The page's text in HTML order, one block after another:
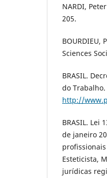
NARDI,
205.
BOURDIEU,
Sciences
BRASIL.
do
http://
BRASIL. Lei
de janeiro
Esteticista,
jurídicas